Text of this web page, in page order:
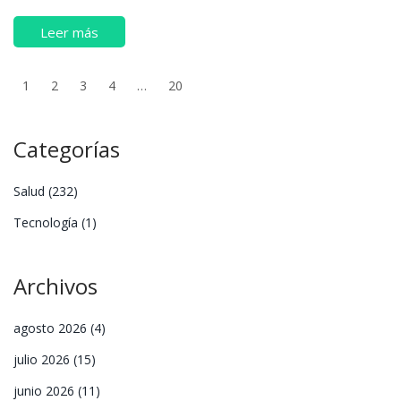
Leer más
1 2 3 4 … 20
Categorías
Salud (232)
Tecnología (1)
Archivos
agosto 2026 (4)
julio 2026 (15)
junio 2026 (11)